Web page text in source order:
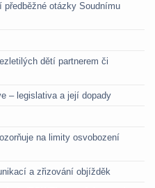
předběžné otázky Soudnímu
dětí partnerem či
– legislativa a její dopady
na limity osvobození
a zřizování objížděk